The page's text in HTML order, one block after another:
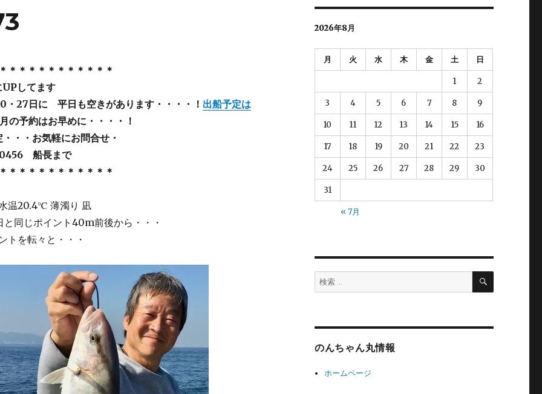
＊＊＊＊＊＊＊＊＊＊＊
UPしてます
・27日に 平日も空きがあります・・・・！ 出船予定は
の予約はお早めに・・・・！
・・お気軽にお問合せ・
船長まで
＊＊＊＊＊＊＊＊＊＊＊
温20.4℃ 薄濁り 凪
同じポイント40m前後から・・・
トを転々と・・・
2026年8月
月 火 水 木 金 土 日
1 2
3 4 5 6 7 8 9
10 11 12 13 14 15 16
17 18 19 20 21 22 23
24 25 26 27 28 29 30
31
« 7月
検
索:
検
のんちゃん丸情報
ホームページ